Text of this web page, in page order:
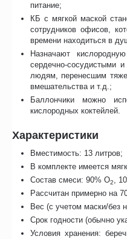
питание;
КБ с мягкой маской
сотрудников офисов,
времени находиться в
Назначают
сердечно-сосудистыми
людям, перенесшим
вмешательства и т.д.;
Баллончики можно
кислородных коктейлей.
Характеристики
Вместимость: 13 литров;
В комплекте имеется
Состав смеси: 90% О2,
Рассчитан примерно на
Вес (с учетом маски/без
Срок годности (обычно
Условия хранения: